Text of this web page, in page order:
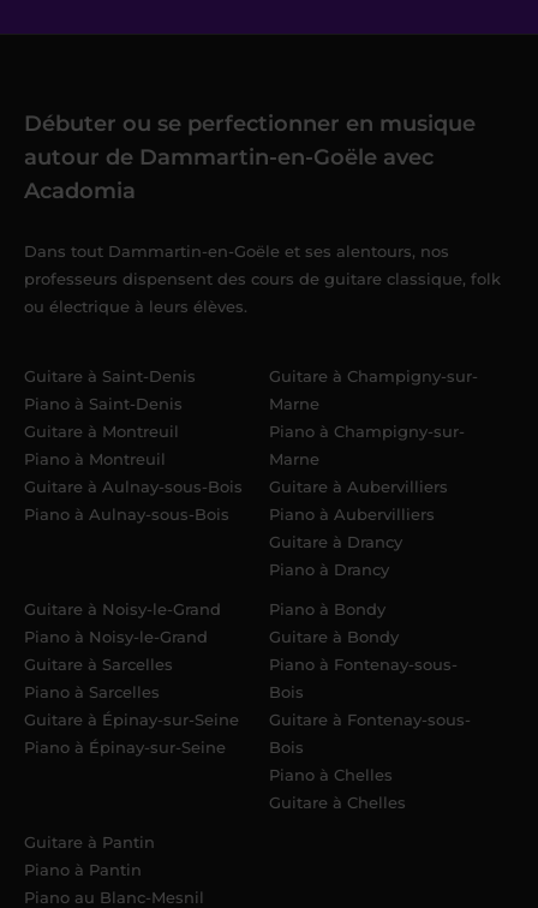
Débuter ou se perfectionner en musique
autour de Dammartin-en-Goële avec
Acadomia
Dans tout Dammartin-en-Goële et ses alentours, nos
professeurs dispensent des cours de guitare classique, folk
ou électrique à leurs élèves.
Guitare à Saint-Denis
Piano à Saint-Denis
Guitare à Montreuil
Piano à Montreuil
Guitare à Aulnay-sous-Bois
Piano à Aulnay-sous-Bois
Guitare à Champigny-sur-
Marne
Piano à Champigny-sur-
Marne
Guitare à Aubervilliers
Piano à Aubervilliers
Guitare à Drancy
Piano à Drancy
Guitare à Noisy-le-Grand
Piano à Noisy-le-Grand
Guitare à Sarcelles
Piano à Sarcelles
Guitare à Épinay-sur-Seine
Piano à Épinay-sur-Seine
Piano à Bondy
Guitare à Bondy
Piano à Fontenay-sous-
Bois
Guitare à Fontenay-sous-
Bois
Piano à Chelles
Guitare à Chelles
Guitare à Pantin
Piano à Pantin
Piano au Blanc-Mesnil